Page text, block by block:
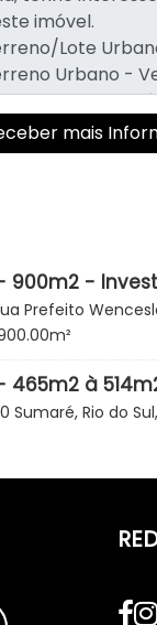
900m2 -
Borini -
Prefeito
Sul, Santa
.00m²
465m2 à
Vale Sul -
Sumaré, Rio do